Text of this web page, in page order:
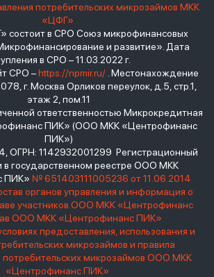
потребительских микрозаймов МКК
«ЦФГ»
в СРО Союз микрофинансовых
и развитие». Дата
в СРО – 11.03.2022 г.
СРО –https://npmir.ru/. Местонахождение
г. Москва Орликов переулок, д.5, стр.1,
этаж 2, пом.11
ответственностью Микрокредитная
ПИК» (ООО МКК «Центрофинанс
ПИК»)
ОГРН: 1142932001299 Регистрационный
в государственном реестре ООО МКК
ПИК» № 651403111005236 от 11.06.2014
органов управления и информация о
участников ООО МКК «Центрофинанс
ООО МКК «Центрофинанс ПИК»
предоставления, использования и
микрозаймов и правила
потребительских микрозаймов ООО МКК
«Центрофинанс ПИК»